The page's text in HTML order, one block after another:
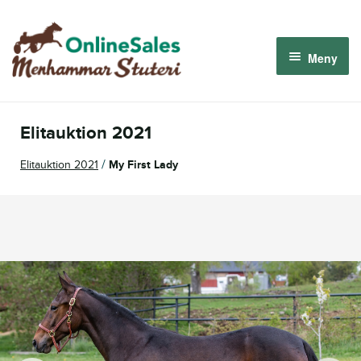
Hoppa
till
navigering
Hoppa
till
innehåll
Meny
Logga in
Elitauktion 2021
Elitauktion 2021 / My First Lady